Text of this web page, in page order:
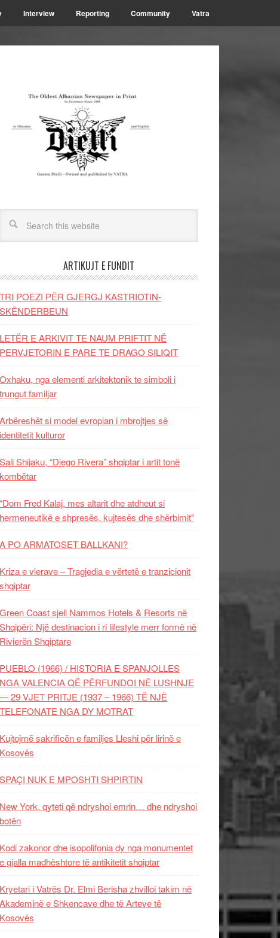
Interview Reporting Community Vatra
ARTIKUJT E FUNDIT
TRI POEZI PËR GJERGJ KASTRIOTIN-
SKËNDERBEUN
LETËR E ARKIVIT TE NAUM PRIFTIT NË
PERVJETORIN E PARE TE DRAGO SILIQIT
Oxhaku, nga elementi arkitektonik te simboli i
trungut familjar
Arbëreshët si model evropian i mbrojtjes së
identitetit kulturor
Sali Shijaku, “Diego Rivera” shqiptar i artit tonë
kombëtar
“Dom Fred Kalaj, mes altarit dhe atdheut si
hermeneutikë e shpresës, kujtesës dhe shërbimit”
A PO ARMATOSET BALLKANI?
Kriza e vlerave – Tragjedia e vërtetë e tranzicionit
shqiptar
Green Coast sjell Nammos Hotels & Resorts në
Shqipëri: Një destinacion i ri lifestyle merr formë në
Rivierën Shqiptare
PUEBLO (1966) / HISTORIA E SPANJOLLES
NGA VALENCIA QË PËRFUNDOI NË LUSHNJE
— 29 VJET PRITJE (1937 – 1966) TË NJË
TELEFONATE NGA DY MOTRAT
Kujtojmë sakrificën e familjes Lleshi për lirinë e
Kosovës
SPAÇI NUK E MPOSHTI SHPIRTIN
New York, qyteti që ndryshoi emrin… dhe ndryshoi
botën
Kodi zakonor dhe isopolifonia dy nga monumentet
e gjalla madhështore të antikitetit shqiptar
Kryetari i Vatrës Dr. Elmi Berisha zhvilloi takim në
Akademinë e Shkencave dhe të Arteve të
Kosovës